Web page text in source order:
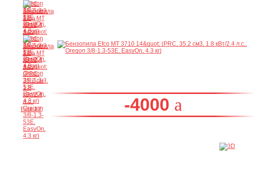
-4000
Ещё 17